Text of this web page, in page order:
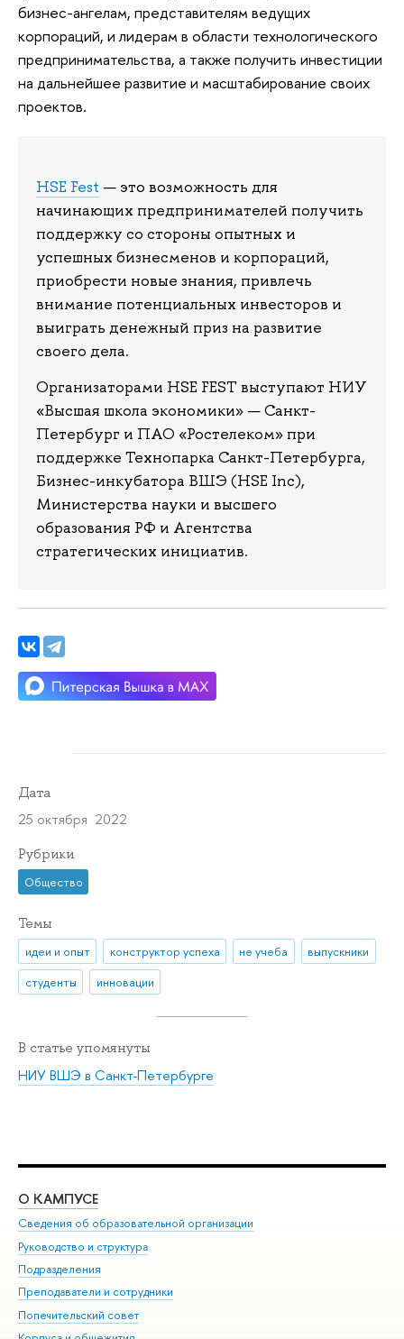
бизнес-ангелам, представителям ведущих
корпораций, и лидерам в области технологического
предпринимательства, а также получить инвестиции
на дальнейшее развитие и масштабирование своих
проектов.
HSE Fest — это возможность для
начинающих предпринимателей получить
поддержку со стороны опытных и
успешных бизнесменов и корпораций,
приобрести новые знания, привлечь
внимание потенциальных инвесторов и
выиграть денежный приз на развитие
своего дела.
Организаторами HSE FEST выступают НИУ
«Высшая школа экономики» — Санкт-
Петербург и ПАО «Ростелеком» при
поддержке Технопарка Санкт-Петербурга,
Бизнес-инкубатора ВШЭ (HSE Inc),
Министерства науки и высшего
образования РФ и Агентства
стратегических инициатив.
Дата
25 октября 2022
Рубрики
Общество
Темы
идеи и опыт конструктор успеха не учеба
выпускники
студенты
инновации
В статье упомянуты
НИУ ВШЭ в Санкт-Петербурге
О КАМПУСЕ
Сведения об образовательной организации
Руководство и структура
Подразделения
Преподаватели и сотрудники
Попечительский совет